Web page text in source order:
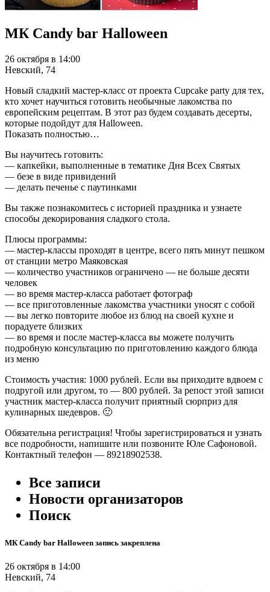
МК Candy bar Halloween
26 октября в 14:00
Невский, 74
Новый сладкий мастер-класс от проекта Cupcake party для тех,
кто хочет научиться готовить необычные лакомства по
европейским рецептам. В этот раз будем создавать десерты,
которые подойдут для Halloween.
Показать полностью…
Вы научитесь готовить:
— капкейки, выполненные в тематике Дня Всех Святых
— безе в виде привидений
— делать печенье с паутинками
Вы также познакомитесь с историей праздника и узнаете
способы декорирования сладкого стола.
Плюсы программы:
— мастер-классы проходят в центре, всего пять минут пешком
от станции метро Маяковская
— количество участников ограничено — не больше десяти
человек
— во время мастер-класса работает фотограф
— все приготовленные лакомства участники уносят с собой
— вы легко повторите любое из блюд на своей кухне и
порадуете близких
— во время и после мастер-класса вы можете получить
подробную консультацию по приготовлению каждого блюда
из меню
Стоимость участия: 1000 рублей. Если вы приходите вдвоем с
подругой или другом, то — 800 рублей. За репост этой записи
участник мастер-класса получит приятный сюрприз для
кулинарных шедевров. 🙂
Обязательна регистрация! Чтобы зарегистрироваться и узнать
все подробности, напишите или позвоните Юле Сафоновой.
Контактный телефон — 89218902538.
Все записи
Новости организаторов
Поиск
МК Candy bar Halloween запись закреплена
26 октября в 14:00
Невский, 74